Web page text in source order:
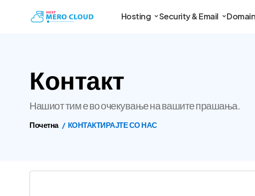
Hosting Security & Email Domain
Контакт
Нашиот тим е во очекување на вашите прашања.
Почетна КОНТАКТИРАЈТЕ СО НАС